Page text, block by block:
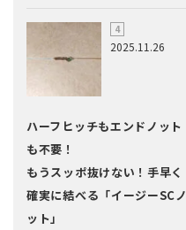
2025.11.26
ハーフヒッチもエンドノット
も不要！
もうスッポ抜けない！手早く
確実に結べる「イージーSCノ
ット」